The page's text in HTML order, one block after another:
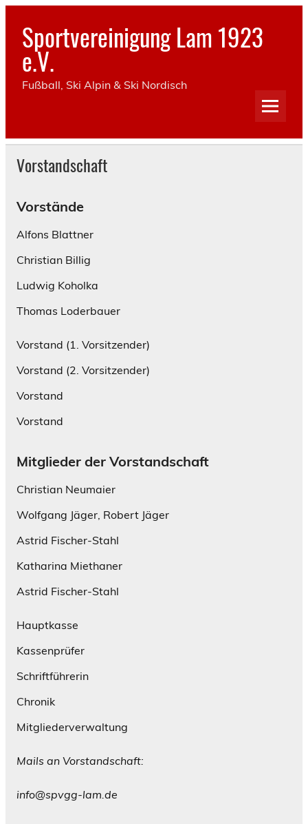
Skip
contentSportvereinigung Lam 1923
e.V.
Fußball, Ski Alpin & Ski Nordisch
Vorstandschaft
Vorstände
Alfons Blattner
Christian Billig
Ludwig Koholka
Thomas Loderbauer
Vorstand (1. Vorsitzender)
Vorstand (2. Vorsitzender)
Vorstand
Vorstand
Mitglieder der Vorstandschaft
Christian Neumaier
Wolfgang Jäger, Robert Jäger
Astrid Fischer-Stahl
Katharina Miethaner
Astrid Fischer-Stahl
Hauptkasse
Kassenprüfer
Schriftführerin
Chronik
Mitgliederverwaltung
Mails an Vorstandschaft:
info@spvgg-lam.de